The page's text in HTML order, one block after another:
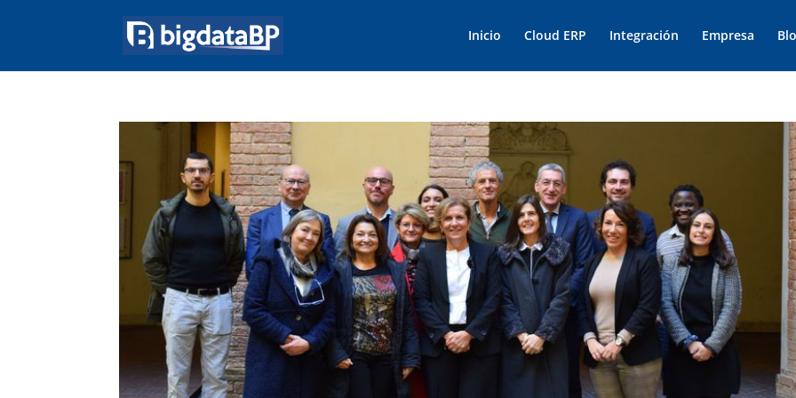
Inicio Cloud ERP Integración Empresa